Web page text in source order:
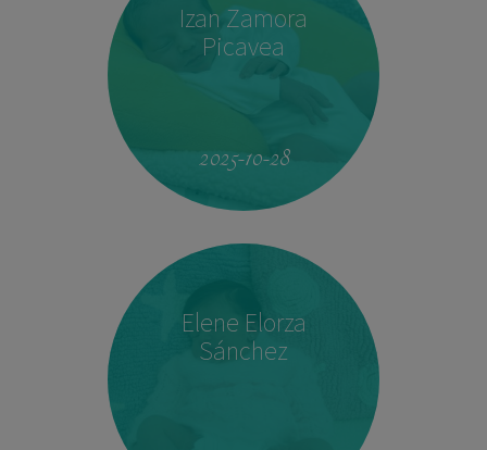
Izan Zamora
Picavea
2025-10-28
Elene Elorza
Sánchez